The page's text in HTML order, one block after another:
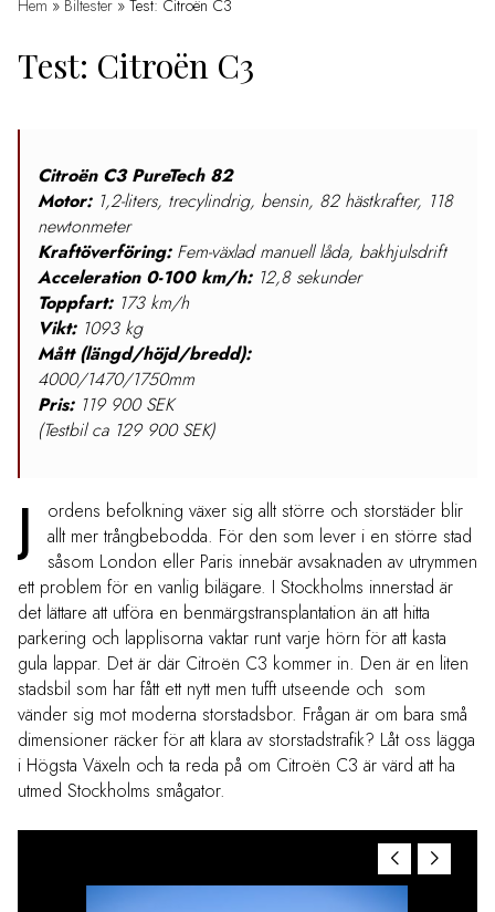
Hem » Biltester » Test: Citroën C3
Test: Citroën C3
Citroën C3 PureTech 82
Motor:1,2-liters, trecylindrig, bensin, 82 hästkrafter, 118
newtonmeter
Kraftöverföring:Fem-växlad manuell låda, bakhjulsdrift
Acceleration 0-100 km/h:12,8 sekunder
Toppfart:173 km/h
Vikt: 1093 kg
Mått (längd/höjd/bredd):
4000/1470/1750mm
Pris:119 900 SEK
(Testbil ca 129 900 SEK)
J
ordens befolkning växer sig allt större och storstäder blir
allt mer trångbebodda. För den som lever i en större stad
såsom London eller Paris innebär avsaknaden av utrymmen
ett problem för en vanlig bilägare. I Stockholms innerstad är
det lättare att utföra en benmärgstransplantation än att hitta
parkering och lapplisorna vaktar runt varje hörn för att kasta
gula lappar. Det är där Citroën C3 kommer in. Den är en liten
stadsbil som har fått ett nytt men tufft utseende och som
vänder sig mot moderna storstadsbor. Frågan är om bara små
dimensioner räcker för att klara av storstadstrafik? Låt oss lägga
i Högsta Växeln och ta reda på om Citroën C3 är värd att ha
utmed Stockholms smågator.